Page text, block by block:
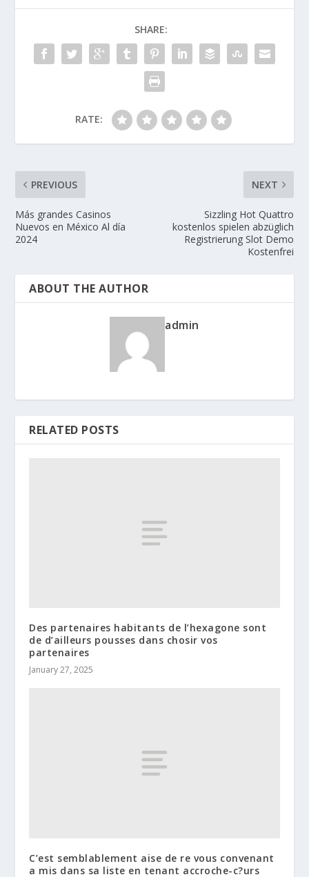
SHARE:
RATE:
PREVIOUS
Más grandes Casinos
Nuevos en México Al día
2024
NEXT
Sizzling Hot Quattro
kostenlos spielen abzüglich
Registrierung Slot Demo
Kostenfrei
ABOUT THE AUTHOR
admin
RELATED POSTS
Des partenaires habitants de l’hexagone sont
de d’ailleurs pousses dans chosir vos
partenaires
January 27, 2025
C’est semblablement aise de re vous convenant
a mis dans sa liste en tenant accroche-c?urs